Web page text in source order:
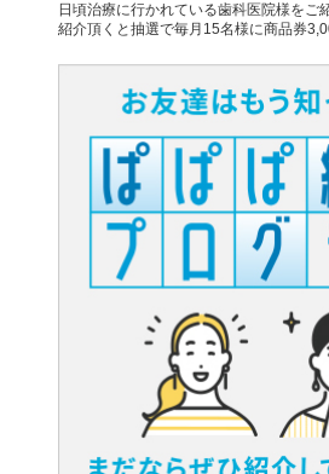
日頃治療に行かれている歯科医院様をご
紹介頂くと抽選で毎月15名様に商品券